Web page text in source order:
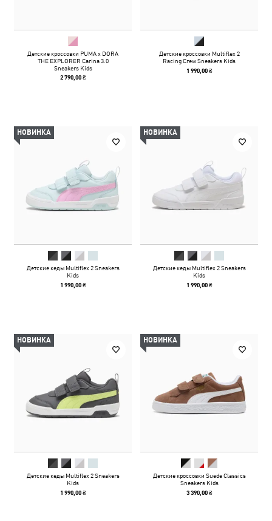
Детские кроссовки PUMA x DORA
THE EXPLORER Carina 3.0
Sneakers Kids
2 790,00 ₴
Детские кроссовки Multiflex 2
Racing Crew Sneakers Kids
1 990,00 ₴
НОВИНКА
Детские кеды Multiflex 2 Sneakers
Kids
1 990,00 ₴
НОВИНКА
Детские кеды Multiflex 2 Sneakers
Kids
1 990,00 ₴
НОВИНКА
Детские кеды Multiflex 2 Sneakers
Kids
1 990,00 ₴
НОВИНКА
Детские кроссовки Suede Classics
Sneakers Kids
3 390,00 ₴